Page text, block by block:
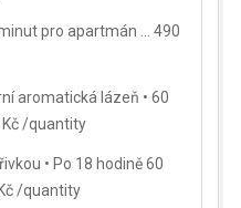
pro apartmán … 490
aromatická lázeň • 60
/quantity
• Po 18 hodině 60
/quantity